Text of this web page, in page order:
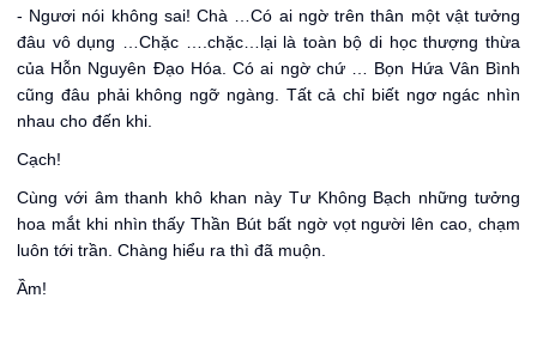
- Ngươi nói không sai! Chà …Có ai ngờ trên thân một vật tưởng
đâu vô dụng …Chặc ….chặc…lại là toàn bộ di học thượng thừa
của Hỗn Nguyên Đạo Hóa. Có ai ngờ chứ … Bọn Hứa Vân Bình
cũng đâu phải không ngỡ ngàng. Tất cả chỉ biết ngơ ngác nhìn
nhau cho đến khi.
Cạch!
Cùng với âm thanh khô khan này Tư Không Bạch những tưởng
hoa mắt khi nhìn thấy Thần Bút bất ngờ vọt người lên cao, chạm
luôn tới trần. Chàng hiểu ra thì đã muộn.
Ầm!